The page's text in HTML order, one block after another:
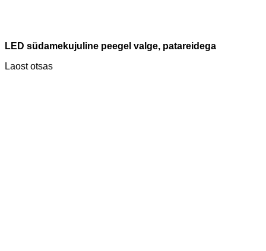
LED südamekujuline peegel valge, patareidega
Laost otsas